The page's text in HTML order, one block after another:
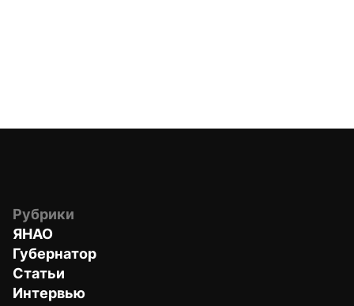
Рубрики
ЯНАО
Губернатор
Статьи
Интервью